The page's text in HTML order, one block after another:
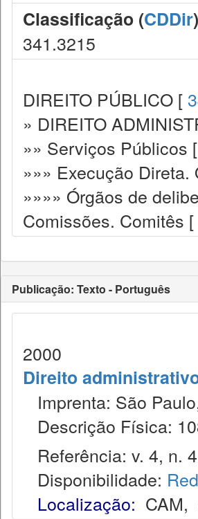
Classificação (CDDir)
341.3215
DIREITO PÚBLICO [
» DIREITO
»» Serviços Públicos [
»»» Execução
»»»» Órgãos de
Comissões. Comitês [
Publicação: Texto - Português
2000
Direito
Imprenta: São
Descrição Física:
Referência: v. 4, n.
Disponibilidade:
Localização: CAM,